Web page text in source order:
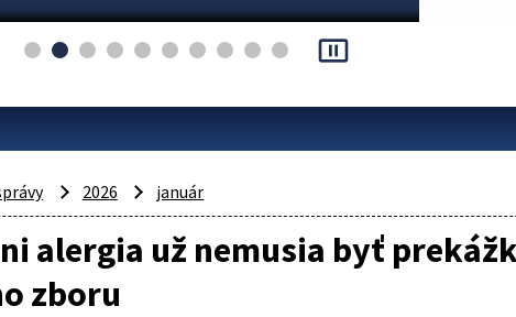
pause_presentation
2026 január
alergia už nemusia byť
zboru